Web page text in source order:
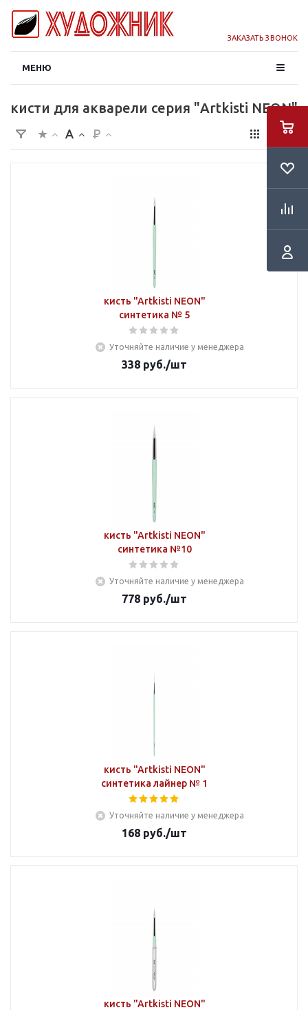
ЗАКАЗАТЬ ЗВОНОК
МЕНЮ
кисти для акварели серия "Artkisti NEON"
кисть "Artkisti NEON"
синтетика № 5
Уточняйте наличие у менеджера
338 руб./шт
кисть "Artkisti NEON"
синтетика №10
Уточняйте наличие у менеджера
778 руб./шт
кисть "Artkisti NEON"
синтетика лайнер № 1
Уточняйте наличие у менеджера
168 руб./шт
кисть "Artkisti NEON"